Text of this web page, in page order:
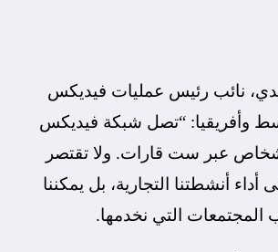
نائب رئيس عمليات فيديكس
وأفريقيا: “تصل شبكة فيديكس
عبر ست قارات. ولا تقتصر
أداء أنشطتنا التجارية، بل يمكننا
المجتمعات التي نخدمها.